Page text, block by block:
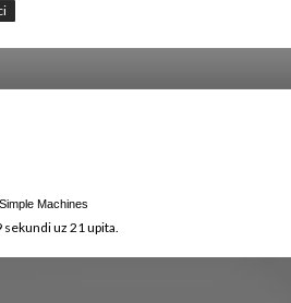
Simple Machines
uz 21 upita.